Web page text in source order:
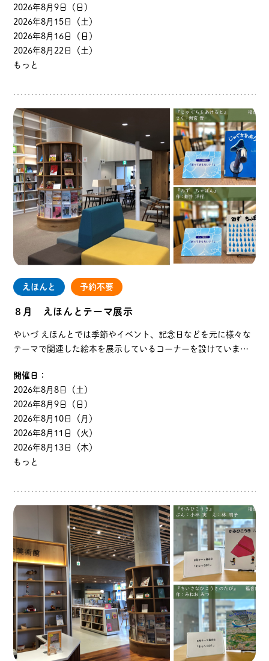
2026年8月9日（日）
2026年8月15日（土）
2026年8月16日（日）
2026年8月22日（土）
もっと
えほんと 予約不要
８月 えほんとテーマ展示
やいづ えほんとでは季節やイベント、記念日などを元に様々な
テーマで関連した絵本を展示しているコーナーを設けていま
みなさまの好奇心をくすぐったり、興味や知識の幅をひ…
開催日：
2026年8月8日（土）
2026年8月9日（日）
2026年8月10日（月）
2026年8月11日（火）
2026年8月13日（木）
もっと